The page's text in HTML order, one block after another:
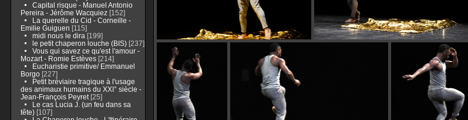
Capital risque - Manuel Antonio
Pereira - Jérôme Wacquiez[152]
La querelle du Cid - Corneille -
Emilie Guiguen [115]
midi nous le dira [199]
le petit chaperon louche (BIS)[237]
Vous qui savez ce qu'est l'amour -
Mozart - Romie Estèves[214]
Eucharistie primitive/ Emmanuel
Borgo[227]
Petit bréviaire tragique à l'usage
des animaux humains du XXI° siècle -
Jean-François Peyret[25]
Le cas Lucia J. (un feu dans sa
tête)[107]